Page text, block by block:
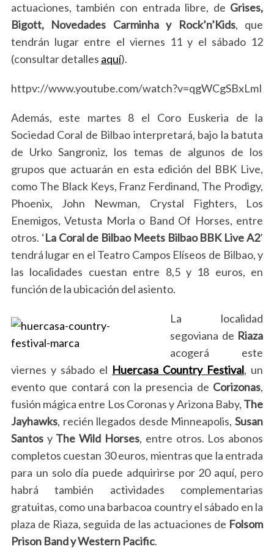
actuaciones, también con entrada libre, de Grises,
Bigott, Novedades Carminha y Rock’n’Kids, que
tendrán lugar entre el viernes 11 y el sábado 12
(consultar detalles aquí).
httpv://www.youtube.com/watch?v=qgWCgSBxLmI
Además, este martes 8 el Coro Euskeria de la
Sociedad Coral de Bilbao interpretará, bajo la batuta
de Urko Sangroniz, los temas de algunos de los
grupos que actuarán en esta edición del BBK Live,
como The Black Keys, Franz Ferdinand, The Prodigy,
Phoenix, John Newman, Crystal Fighters, Los
Enemigos, Vetusta Morla o Band Of Horses, entre
otros. ‘La Coral de Bilbao Meets Bilbao BBK Live A2’
tendrá lugar en el Teatro Campos Elíseos de Bilbao, y
las localidades cuestan entre 8,5 y 18 euros, en
función de la ubicación del asiento.
La localidad
segoviana de Riaza
acogerá este
viernes y sábado el Huercasa Country Festival, un
evento que contará con la presencia de Corizonas,
fusión mágica entre Los Coronas y Arizona Baby, The
Jayhawks, recién llegados desde Minneapolis,Susan
Santosy The Wild Horses, entre otros. Los abonos
completos cuestan 30 euros, mientras que la entrada
para un solo día puede adquirirse por 20 aquí, pero
habrá también actividades complementarias
gratuitas, como una barbacoa country el sábado en la
plaza de Riaza, seguida de las actuaciones de Folsom
Prison Band y Western Pacific.
S
a
c
h
f
o
r
: